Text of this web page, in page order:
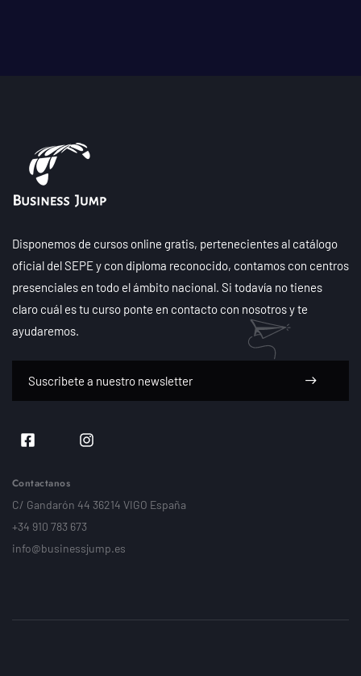
Disponemos de cursos online gratis, pertenecientes al catálogo
oficial del SEPE y con diploma reconocido, contamos con centros
presenciales en todo el ámbito nacional. Si todavía no tienes
claro cuál es tu curso ponte en contacto con nosotros y te
ayudaremos.
Contactanos
C/ Gandarón 44 36214 VIGO España
+34 910 783 673
info@businessjump.es